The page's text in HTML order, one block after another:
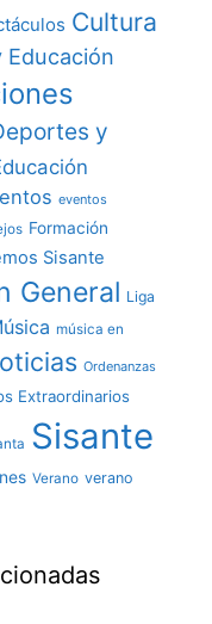
Cultura
Educación
y
eventos
Formación
Sisante
General Liga
música en
Ordenanzas
Extraordinarios
Sisante
Verano verano